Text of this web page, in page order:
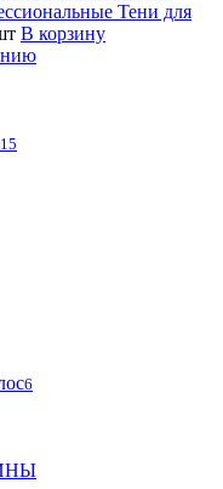
Тени для
В корзину
15
6